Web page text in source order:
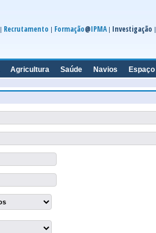
| Recrutamento | Formação@IPMA| Investigação |
Agricultura Saúde Navios Espaço